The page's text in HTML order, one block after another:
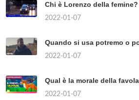
Chi è Lorenzo della femine?
2022-01-07
Quando si usa potremo o
2022-01-07
Qual è la morale della
2022-01-07